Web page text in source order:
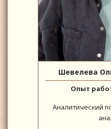
Шевелева
Опыт
Аналитический